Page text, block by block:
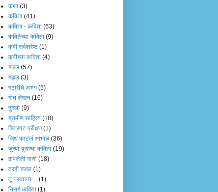
कथा (3)
कविता (41)
कविता - कविता (63)
कवितेच्या कविता (9)
कवी सर्वश्रेष्ट (1)
कवीच्या कविता (4)
गजल (57)
गझल (3)
गटारीचे अभंग (5)
गीत लेखन (16)
गुगली (9)
ग्रामीण साहित्य (18)
चित्रपट परीक्षण (1)
जिथं फाटलं आभाळ (36)
जुन्या-पुराण्या कविता (19)
ढापलेली गाणी (18)
तरही गजल (1)
तू नसताना ... (1)
निसर्ग कविता (1)